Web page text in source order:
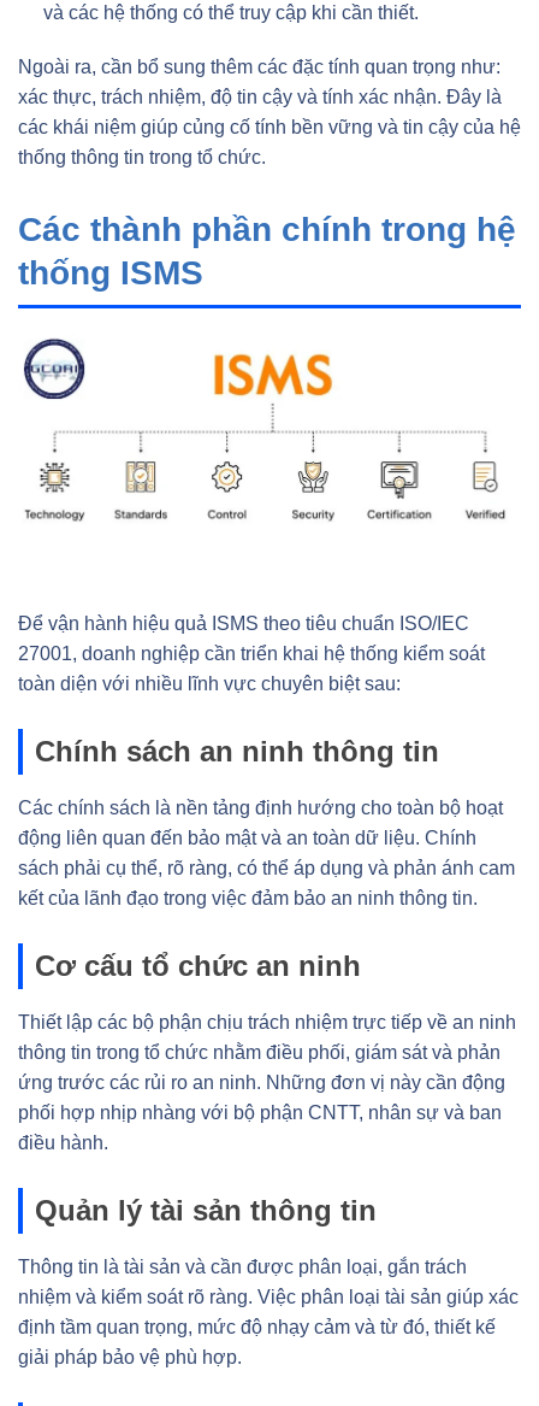
và các hệ thống có thể truy cập khi cần thiết.
Ngoài ra, cần bổ sung thêm các đặc tính quan trọng như:
xác thực, trách nhiệm, độ tin cậy và tính xác nhận. Đây là
các khái niệm giúp củng cố tính bền vững và tin cậy của hệ
thống thông tin trong tổ chức.
Các thành phần chính trong hệ
thống ISMS
Để vận hành hiệu quả ISMS theo tiêu chuẩn ISO/IEC
27001, doanh nghiệp cần triển khai hệ thống kiểm soát
toàn diện với nhiều lĩnh vực chuyên biệt sau:
Chính sách an ninh thông tin
Các chính sách là nền tảng định hướng cho toàn bộ hoạt
động liên quan đến bảo mật và an toàn dữ liệu. Chính
sách phải cụ thể, rõ ràng, có thể áp dụng và phản ánh cam
kết của lãnh đạo trong việc đảm bảo an ninh thông tin.
Cơ cấu tổ chức an ninh
Thiết lập các bộ phận chịu trách nhiệm trực tiếp về an ninh
thông tin trong tổ chức nhằm điều phối, giám sát và phản
ứng trước các rủi ro an ninh. Những đơn vị này cần động
phối hợp nhịp nhàng với bộ phận CNTT, nhân sự và ban
điều hành.
Quản lý tài sản thông tin
Thông tin là tài sản và cần được phân loại, gắn trách
nhiệm và kiểm soát rõ ràng. Việc phân loại tài sản giúp xác
định tầm quan trọng, mức độ nhạy cảm và từ đó, thiết kế
giải pháp bảo vệ phù hợp.